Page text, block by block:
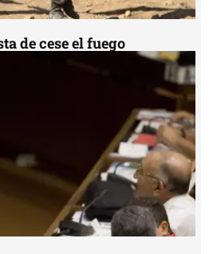
de cese el fuego